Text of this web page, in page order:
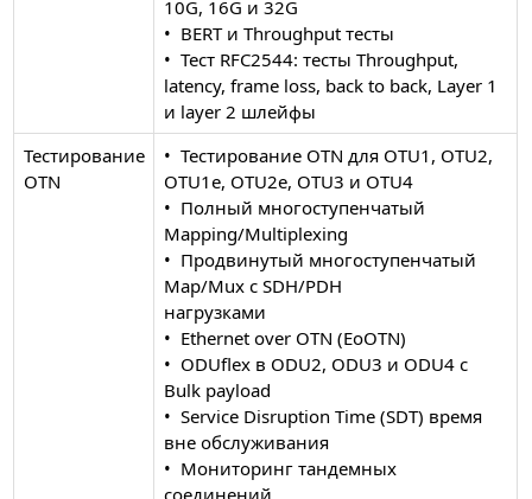
10G, 16G и 32G
• BERT и Throughput тесты
• Тест RFC2544: тесты Throughput,
latency, frame loss, back to back, Layer 1
и layer 2 шлейфы
Тестирование
OTN
• Тестирование OTN для OTU1, OTU2,
OTU1e, OTU2e, OTU3 и OTU4
• Полный многоступенчатый
Mapping/Multiplexing
• Продвинутый многоступенчатый
Map/Mux с SDH/PDH
нагрузками
• Ethernet over OTN (EoOTN)
• ODUflex в ODU2, ODU3 и ODU4 с
Bulk payload
• Service Disruption Time (SDT) время
вне обслуживания
• Мониторинг тандемных
соединений